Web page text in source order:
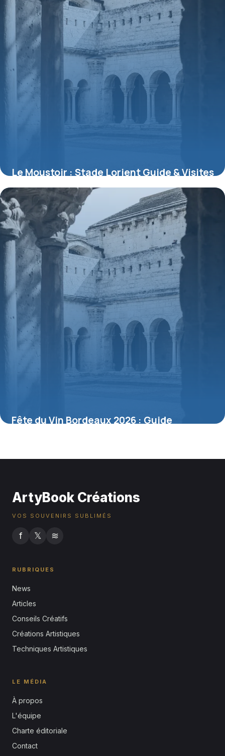
Le Moustoir : Stade Lorient Guide & Visites
7 juillet 2026
Fête du Vin Bordeaux 2026 : Guide
ArtyBook Créations
VOS SOUVENIRS SUBLIMÉS
f 𝕏 ≋
RUBRIQUES
News
Articles
Conseils Créatifs
Créations Artistiques
Techniques Artistiques
LE MÉDIA
À propos
L'équipe
Charte éditoriale
Contact